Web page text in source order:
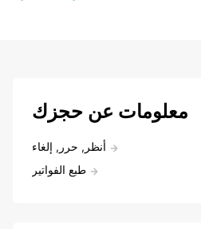
معلومات عن حجزك
أنظر, حرر, إلغاء
طبع الفواتير